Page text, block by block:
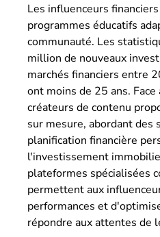
Les influenceurs
programmes éducatifs
communauté. Les
million de nouveaux
marchés financiers entre
ont moins de 25 ans.
créateurs de contenu
sur mesure, abordant des
planification financière
l'investissement
plateformes spécialisées
permettent aux
performances et
répondre aux attentes de